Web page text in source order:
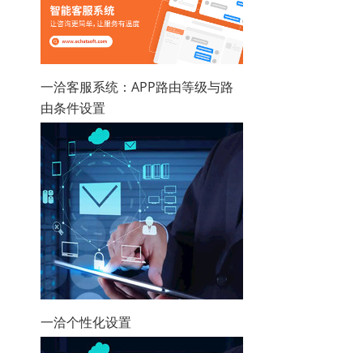
一洽客服系统：APP路由等级与路
由条件设置
一洽个性化设置